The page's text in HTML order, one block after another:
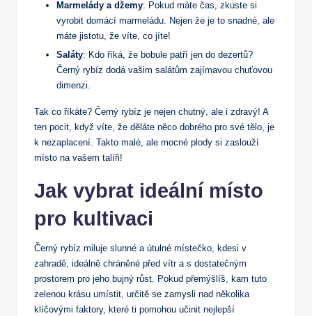
Marmelády a džemy: Pokud máte čas, zkuste si
vyrobit domácí marmeládu. Nejen že je to snadné, ale
máte jistotu, že víte, co jíte!
Saláty: Kdo říká, že bobule patří jen do dezertů?
Černý rybíz dodá vašim salátům zajímavou chuťovou
dimenzi.
Tak co říkáte? Černý rybíz je nejen chutný, ale i zdravý! A
ten pocit, když víte, že děláte něco dobrého pro své tělo, je
k nezaplacení. Takto malé, ale mocné plody si zaslouží
místo na vašem talíři!
Jak vybrat ideální místo
pro kultivaci
Černý rybíz miluje slunné a útulné místečko, kdesi v
zahradě, ideálně chráněné před vítr a s dostatečným
prostorem pro jeho bujný růst. Pokud přemýšlíš, kam tuto
zelenou krásu umístit, určitě se zamysli nad několika
klíčovými faktory, které ti pomohou učinit nejlepší